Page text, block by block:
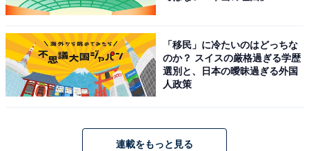
ス業が867人、製造業が810人、情報通信・運輸・郵便業
が523人でした。
＞次ページ：10位までのランキング結果を見る
「移民」に冷たいのはどっちな
のか？ スイスの厳格過ぎる学歴
選別と、日本の曖昧過ぎる外国
人政策
連載をもっと見る